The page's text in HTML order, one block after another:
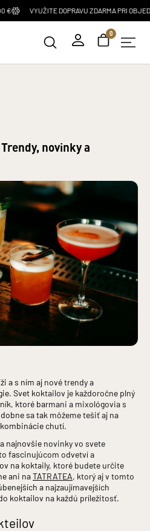
DOPRAVU ZDARMA PRI OBJEDNÁVKE
0
novinky a
a s ním aj nové trendy a
Svet koktailov je každoročne plný
ktoré barmani a mixológovia s
sa tak môžeme tešiť aj na
chutí.
najnovšie novinky vo svete
fascinujúcom odvetví a
na koktaily, ktoré budete určite
ani naTATRATEA, ktorý aj v tomto
a najzaujímavejších
koktailov na každú príležitosť.